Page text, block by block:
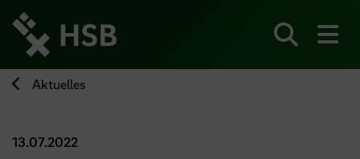
zum
Seiteninhalt
springen
Aktuelles
13.07.2022